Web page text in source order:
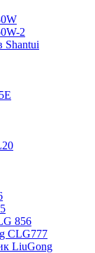
2
Shantui
856
CLG777
LiuGong